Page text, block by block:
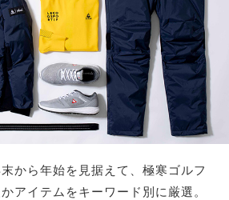
から年始を見据えて、極寒ゴルフ
アイテムをキーワード別に厳選。
サイトマップ